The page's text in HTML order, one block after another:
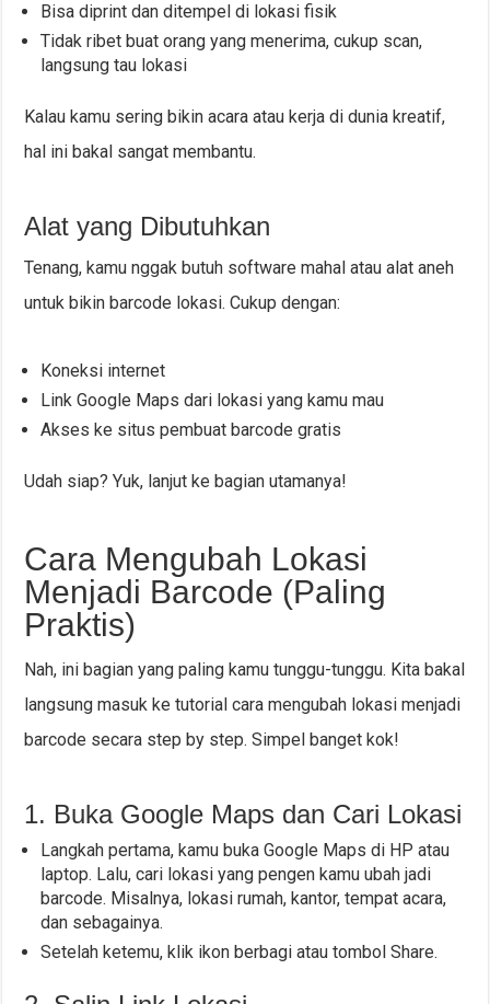
Bisa diprint dan ditempel di lokasi fisik
Tidak ribet buat orang yang menerima, cukup scan,
langsung tau lokasi
Kalau kamu sering bikin acara atau kerja di dunia kreatif,
hal ini bakal sangat membantu.
Alat yang Dibutuhkan
Tenang, kamu nggak butuh software mahal atau alat aneh
untuk bikin barcode lokasi. Cukup dengan:
Koneksi internet
Link Google Maps dari lokasi yang kamu mau
Akses ke situs pembuat barcode gratis
Udah siap? Yuk, lanjut ke bagian utamanya!
Cara Mengubah Lokasi
Menjadi Barcode (Paling
Praktis)
Nah, ini bagian yang paling kamu tunggu-tunggu. Kita bakal
langsung masuk ke tutorial cara mengubah lokasi menjadi
barcode secara step by step. Simpel banget kok!
1. Buka Google Maps dan Cari Lokasi
Langkah pertama, kamu buka Google Maps di HP atau
laptop. Lalu, cari lokasi yang pengen kamu ubah jadi
barcode. Misalnya, lokasi rumah, kantor, tempat acara,
dan sebagainya.
Setelah ketemu, klik ikon berbagi atau tombol Share.